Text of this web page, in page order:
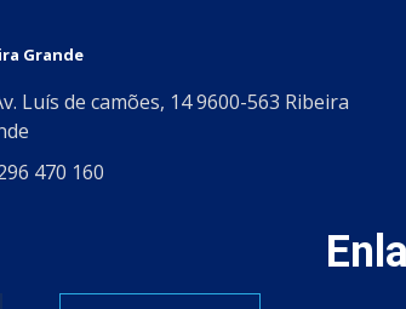
Grande
Luís de camões, 14 9600-563 Ribeira
470 160